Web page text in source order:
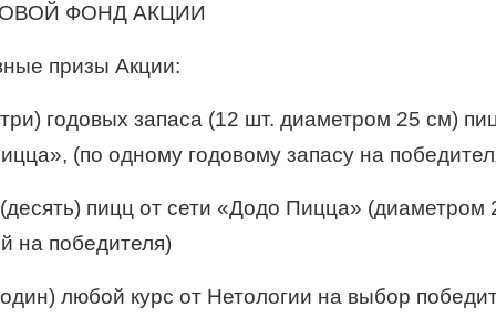
ФОНД АКЦИИ
призы Акции:
годовых запаса (12 шт. диаметром 25 см)
(по одному годовому запасу на
пицц от сети «Додо Пицца» (диаметром
на победителя)
любой курс от Нетологии на выбор